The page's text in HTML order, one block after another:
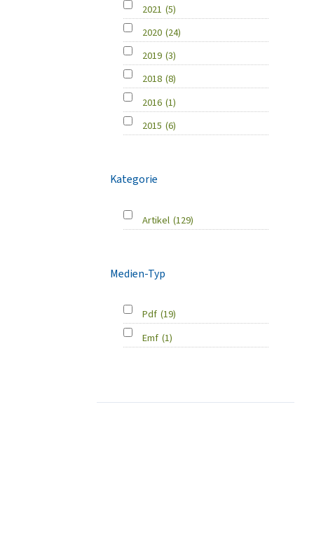
2021 (5)
2020 (24)
2019 (3)
2018 (8)
2016 (1)
2015 (6)
Kategorie
Artikel (129)
Medien-Typ
Pdf (19)
Emf (1)